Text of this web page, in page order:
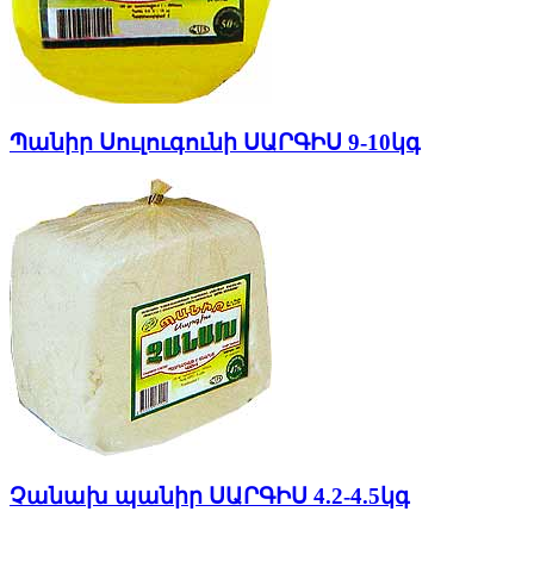
Պանիր Սուլուգունի ՍԱՐԳԻՍ 9-10կգ
Չանախ պանիր ՍԱՐԳԻՍ 4.2-4.5կգ